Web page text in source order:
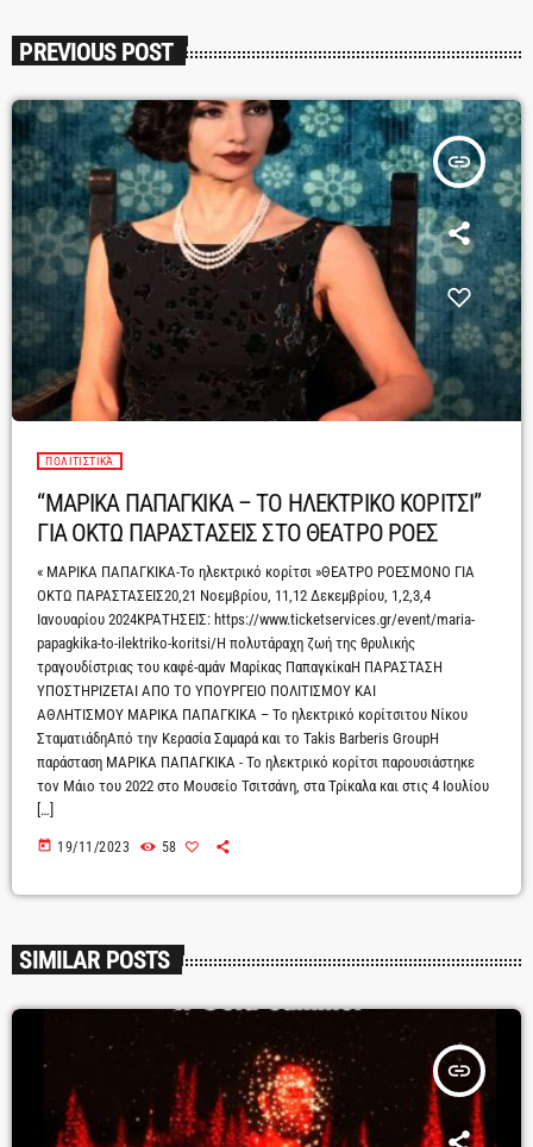
PREVIOUS POST
insert_link
ΠΟΛΙΤΙΣΤΙΚΆ
“ΜΑΡΙΚΑ ΠΑΠΑΓΚΙΚΑ – ΤΟ ΗΛΕΚΤΡΙΚΟ ΚΟΡΙΤΣΙ”
ΓΙΑ ΟΚΤΩ ΠΑΡΑΣΤΑΣΕΙΣ ΣΤΟ ΘΕΑΤΡΟ ΡΟΕΣ
« ΜΑΡΙΚΑ ΠΑΠΑΓΚΙΚΑ-Το ηλεκτρικό κορίτσι »ΘΕΑΤΡΟ ΡΟΕΣΜΟΝΟ ΓΙΑ
ΟΚΤΩ ΠΑΡΑΣΤΑΣΕΙΣ20,21 Νοεμβρίου, 11,12 Δεκεμβρίου, 1,2,3,4
Ιανουαρίου 2024ΚΡΑΤΗΣΕΙΣ: https://www.ticketservices.gr/event/maria-
papagkika-to-ilektriko-koritsi/Η πολυτάραχη ζωή της θρυλικής
τραγουδίστριας του καφέ-αμάν Μαρίκας ΠαπαγκίκαΗ ΠΑΡΑΣΤΑΣΗ
ΥΠΟΣΤΗΡΙΖΕΤΑΙ ΑΠΟ ΤΟ ΥΠΟΥΡΓΕΙΟ ΠΟΛΙΤΙΣΜΟΥ ΚΑΙ
ΑΘΛΗΤΙΣΜΟΥ ΜΑΡΙΚΑ ΠΑΠΑΓΚΙΚΑ – Το ηλεκτρικό κορίτσιτου Νίκου
ΣταματιάδηΑπό την Κερασία Σαμαρά και το Takis Barberis GroupΗ
παράσταση ΜΑΡΙΚΑ ΠΑΠΑΓΚΙΚΑ - Το ηλεκτρικό κορίτσι παρουσιάστηκε
τον Μάιο του 2022 στο Μουσείο Τσιτσάνη, στα Τρίκαλα και στις 4 Ιουλίου
[…]
today 19/11/2023 58
SIMILAR POSTS
insert_link